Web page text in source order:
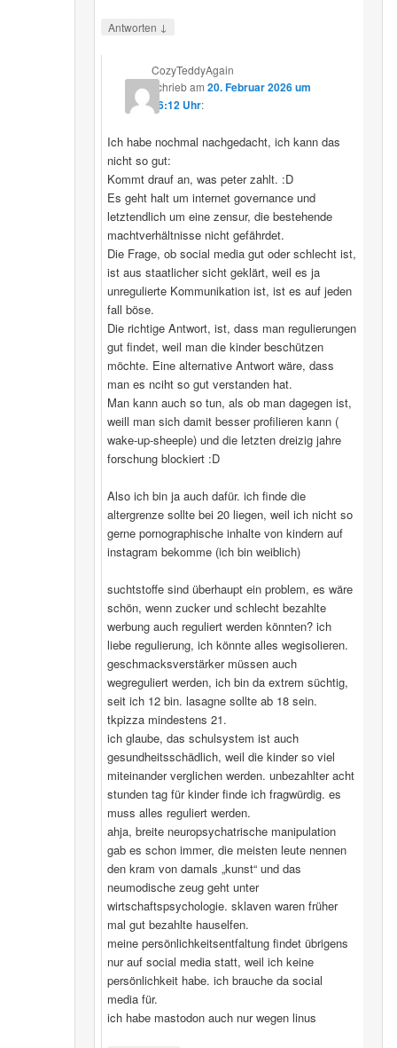
Antworten ↓
CozyTeddyAgain
schriebam20. Februar 2026 um
16:12 Uhr:
Ich habe nochmal nachgedacht, ich kann das
nicht so gut:
Kommt drauf an, was peter zahlt. :D
Es geht halt um internet governance und
letztendlich um eine zensur, die bestehende
machtverhältnisse nicht gefährdet.
Die Frage, ob social media gut oder schlecht ist,
ist aus staatlicher sicht geklärt, weil es ja
unregulierte Kommunikation ist, ist es auf jeden
fall böse.
Die richtige Antwort, ist, dass man regulierungen
gut findet, weil man die kinder beschützen
möchte. Eine alternative Antwort wäre, dass
man es nciht so gut verstanden hat.
Man kann auch so tun, als ob man dagegen ist,
weill man sich damit besser profilieren kann (
wake-up-sheeple) und die letzten dreizig jahre
forschung blockiert :D
Also ich bin ja auch dafür. ich finde die
altergrenze sollte bei 20 liegen, weil ich nicht so
gerne pornographische inhalte von kindern auf
instagram bekomme (ich bin weiblich)
suchtstoffe sind überhaupt ein problem, es wäre
schön, wenn zucker und schlecht bezahlte
werbung auch reguliert werden könnten? ich
liebe regulierung, ich könnte alles wegisolieren.
geschmacksverstärker müssen auch
wegreguliert werden, ich bin da extrem süchtig,
seit ich 12 bin. lasagne sollte ab 18 sein.
tkpizza mindestens 21.
ich glaube, das schulsystem ist auch
gesundheitsschädlich, weil die kinder so viel
miteinander verglichen werden. unbezahlter acht
stunden tag für kinder finde ich fragwürdig. es
muss alles reguliert werden.
ahja, breite neuropsychatrische manipulation
gab es schon immer, die meisten leute nennen
den kram von damals „kunst“ und das
neumodische zeug geht unter
wirtschaftspsychologie. sklaven waren früher
mal gut bezahlte hauselfen.
meine persönlichkeitsentfaltung findet übrigens
nur auf social media statt, weil ich keine
persönlichkeit habe. ich brauche da social
media für.
ich habe mastodon auch nur wegen linus